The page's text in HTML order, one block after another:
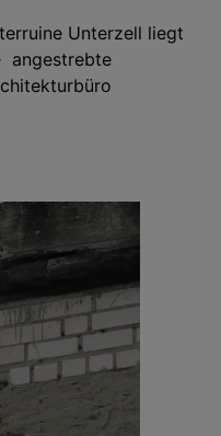
Unterzell liegt
angestrebte